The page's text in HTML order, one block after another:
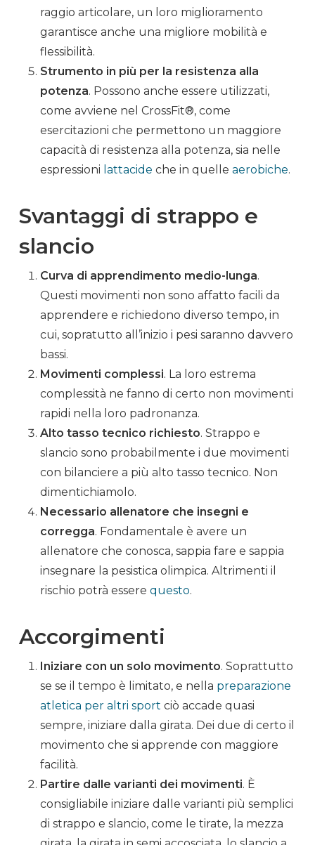
raggio articolare, un loro miglioramento
garantisce anche una migliore mobilità e
flessibilità.
Strumento in più per la resistenza alla
potenza. Possono anche essere utilizzati,
come avviene nel CrossFit®, come
esercitazioni che permettono un maggiore
capacità di resistenza alla potenza, sia nelle
espressioni lattacide che in quelle aerobiche.
Svantaggi di strappo e
slancio
Curva di apprendimento medio-lunga.
Questi movimenti non sono affatto facili da
apprendere e richiedono diverso tempo, in
cui, sopratutto all’inizio i pesi saranno davvero
bassi.
Movimenti complessi. La loro estrema
complessità ne fanno di certo non movimenti
rapidi nella loro padronanza.
Alto tasso tecnico richiesto. Strappo e
slancio sono probabilmente i due movimenti
con bilanciere a più alto tasso tecnico. Non
dimentichiamolo.
Necessario allenatore che insegni e
corregga. Fondamentale è avere un
allenatore che conosca, sappia fare e sappia
insegnare la pesistica olimpica. Altrimenti il
rischio potrà essere questo.
Accorgimenti
Iniziare con un solo movimento. Soprattutto
se se il tempo è limitato, e nella preparazione
atletica per altri sport ciò accade quasi
sempre, iniziare dalla girata. Dei due di certo il
movimento che si apprende con maggiore
facilità.
Partire dalle varianti dei movimenti. È
consigliabile iniziare dalle varianti più semplici
di strappo e slancio, come le tirate, la mezza